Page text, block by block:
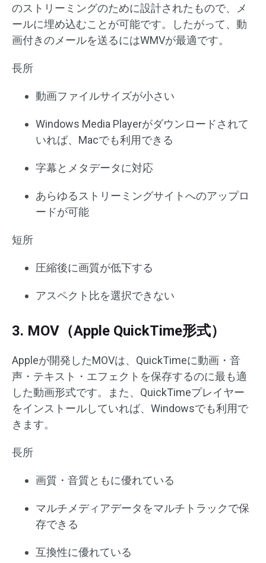
のストリーミングのために設計されたもので、メ
ールに埋め込むことが可能です。したがって、動
画付きのメールを送るにはWMVが最適です。
長所
動画ファイルサイズが小さい
Windows Media Playerがダウンロードされて
いれば、Macでも利用できる
字幕とメタデータに対応
あらゆるストリーミングサイトへのアップロ
ードが可能
短所
圧縮後に画質が低下する
アスペクト比を選択できない
3. MOV（Apple QuickTime形式）
Appleが開発したMOVは、QuickTimeに動画・音
声・テキスト・エフェクトを保存するのに最も適
した動画形式です。また、QuickTimeプレイヤー
をインストールしていれば、Windowsでも利用で
きます。
長所
画質・音質ともに優れている
マルチメディアデータをマルチトラックで保
存できる
互換性に優れている